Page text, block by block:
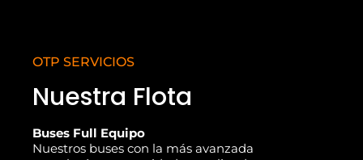
OTP SERVICIOS
Nuestra Flota
Buses Full Equipo
Nuestros buses con la más avanzada